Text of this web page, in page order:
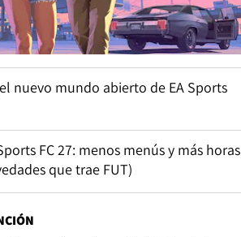
nuevo mundo abierto de EA Sports
FC 27: menos menús y más horas
que trae FUT)